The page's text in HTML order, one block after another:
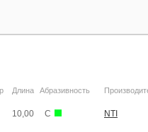
Длина Абразивность
10,00 C NTI